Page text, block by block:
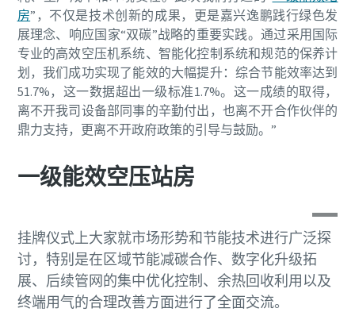
房”，不仅是技术创新的成果，更是嘉兴逸鹏践行绿色发
展理念、响应国家“双碳”战略的重要实践。通过采用国际
专业的高效空压机系统、智能化控制系统和规范的保养计
划，我们成功实现了能效的大幅提升：综合节能效率达到
51.7%，这一数据超出一级标准1.7%。这一成绩的取得，
离不开我司设备部同事的辛勤付出，也离不开合作伙伴的
鼎力支持，更离不开政府政策的引导与鼓励。”
一级能效空压站房
挂牌仪式上大家就市场形势和节能技术进行广泛探
讨，特别是在区域节能减碳合作、数字化升级拓
展、后续管网的集中优化控制、余热回收利用以及
终端用气的合理改善方面进行了全面交流。